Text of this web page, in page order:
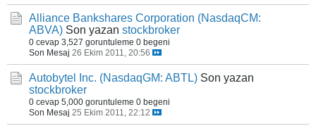
Alliance Bankshares Corporation (NasdaqCM:
ABVA) Son yazan stockbroker
0 cevap 3,527 goruntuleme 0 begeni
Son Mesaj 26 Ekim 2011, 20:56
Autobytel Inc. (NasdaqGM: ABTL) Son yazan
stockbroker
0 cevap 5,000 goruntuleme 0 begeni
Son Mesaj 25 Ekim 2011, 22:12